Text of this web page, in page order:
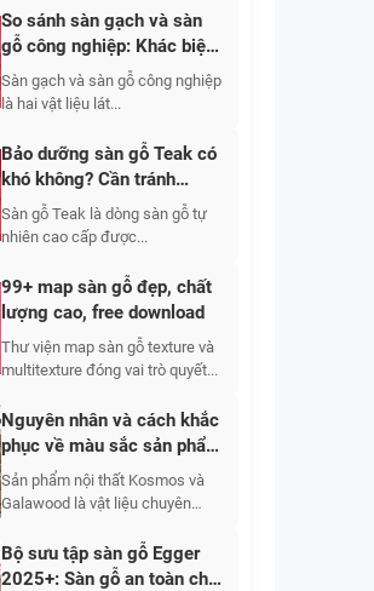
So sánh sàn gạch và sàn
gỗ công nghiệp: Khác biệt
từ cấu tạo đến cảm giác sử
dụng
Sàn gạch và sàn gỗ công nghiệp
là hai vật liệu lát...
Bảo dưỡng sàn gỗ Teak có
khó không? Cần tránh
những gì khi bảo dưỡng?
Sàn gỗ Teak là dòng sàn gỗ tự
nhiên cao cấp được...
99+ map sàn gỗ đẹp, chất
lượng cao, free download
Thư viện map sàn gỗ texture và
multitexture đóng vai trò quyết...
Nguyên nhân và cách khắc
phục về màu sắc sản phẩm
nội thất Kosmos và
Galawood
Sản phẩm nội thất Kosmos và
Galawood là vật liệu chuyên
Bộ sưu tập sàn gỗ Egger
2025+: Sàn gỗ an toàn cho